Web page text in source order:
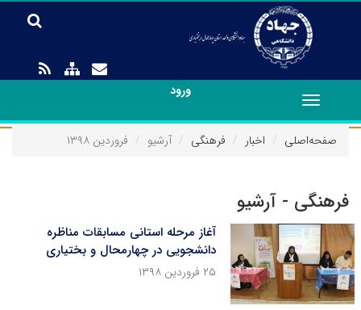
ورود
Toggle
navigation
صفحه‌اصلی
اخبار فرهنگی آرشیو فروردین ۱۳۹۸
فرهنگی - آرشیو
آغاز مرحله استانی مسابقات مناظره
دانشجویی در چهارمحال و بختیاری
۲۵ فروردین ۱۳۹۸